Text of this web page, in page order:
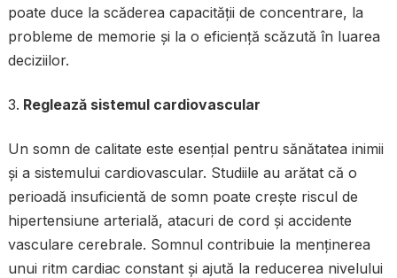
poate duce la scăderea capacității de concentrare, la
probleme de memorie și la o eficiență scăzută în luarea
deciziilor.
Reglează sistemul cardiovascular
Un somn de calitate este esențial pentru sănătatea inimii
și a sistemului cardiovascular. Studiile au arătat că o
perioadă insuficientă de somn poate crește riscul de
hipertensiune arterială, atacuri de cord și accidente
vasculare cerebrale. Somnul contribuie la menținerea
unui ritm cardiac constant și ajută la reducerea nivelului